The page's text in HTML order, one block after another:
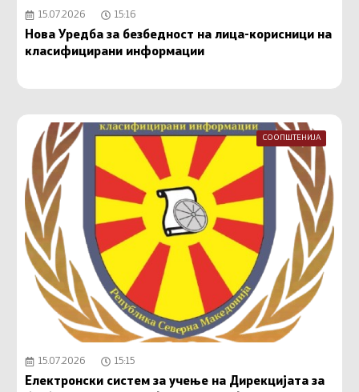
15.07.2026 15:16
Нова Уредба за безбедност на лица-корисници на
класифицирани информации
СООПШТЕНИЈА
15.07.2026 15:15
Електронски систем за учење на Дирекцијата за